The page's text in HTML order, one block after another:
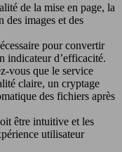
de la mise en page, la
des images et des
pour convertir
indicateur d’efficacité.
vous que le service
claire, un cryptage
des fichiers après
être intuitive et les
utilisateur